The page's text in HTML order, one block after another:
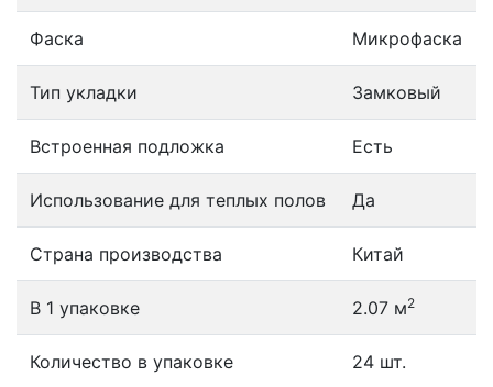
Фаска Микрофаска
Тип укладки Замковый
Встроенная подложка Есть
Использование для теплых полов Да
Страна производства Китай
В 1 упаковке 2.07 м2
Количество в упаковке 24 шт.